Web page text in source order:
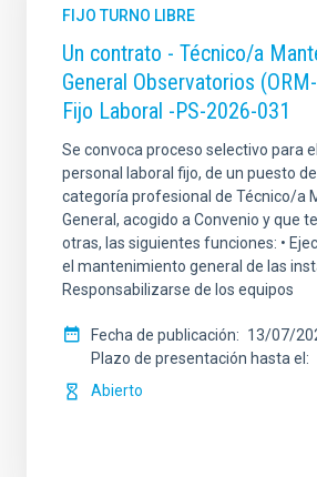
FIJO TURNO LIBRE
Un contrato - Técnico/a
General Observatorios
Fijo Laboral -PS-2026-031
Se convoca proceso selectivo para
personal laboral fijo, de un puesto
categoría profesional de Técnico/a
General, acogido a Convenio y que
otras, las siguientes funciones: •
el mantenimiento general de las
Responsabilizarse de los equipos
Fecha de publicación
13/07/
Plazo de presentación hasta el
Abierto